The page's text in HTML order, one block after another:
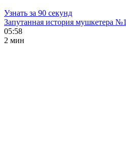
Узнать за 90 секунд
Запутанная история мушкетера №1
05:58
2 мин